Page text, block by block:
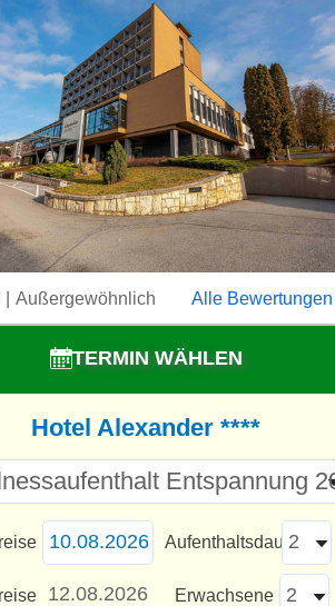
Außergewöhnlich Alle
TERMIN WÄHLEN
Hotel Alexander ****
Aufenthaltsdauer
Erwachsene